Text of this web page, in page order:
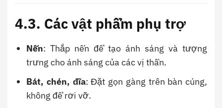
4.3. Các vật phẩm phụ trợ
Nến: Thắp nến để tạo ánh sáng và tượng
trưng cho ánh sáng của các vị thần.
Bát, chén, đĩa: Đặt gọn gàng trên bàn cúng,
không để rơi vỡ.